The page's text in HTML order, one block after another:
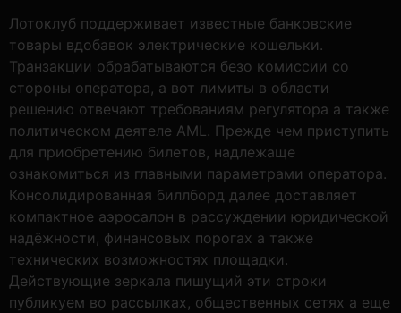
Лотоклуб поддерживает известные банковские
товары вдобавок электрические кошельки.
Транзакции обрабатываются безо комиссии со
стороны оператора, а вот лимиты в области
решению отвечают требованиям регулятора а также
политическом деятеле AML. Прежде чем приступить
для приобретению билетов, надлежаще
ознакомиться из главными параметрами оператора.
Консолидированная биллборд далее доставляет
компактное аэросалон в рассуждении юридической
надёжности, финансовых порогах а также
технических возможностях площадки.
Действующие зеркала пишущий эти строки
публикуем во рассылках, общественных сетях а еще